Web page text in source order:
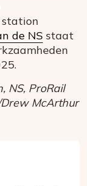
station
de NS staat
NS, ProRail
McArthur